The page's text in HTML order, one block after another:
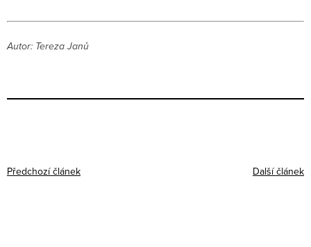
Autor: Tereza Janů
Předchozí článek Další článek